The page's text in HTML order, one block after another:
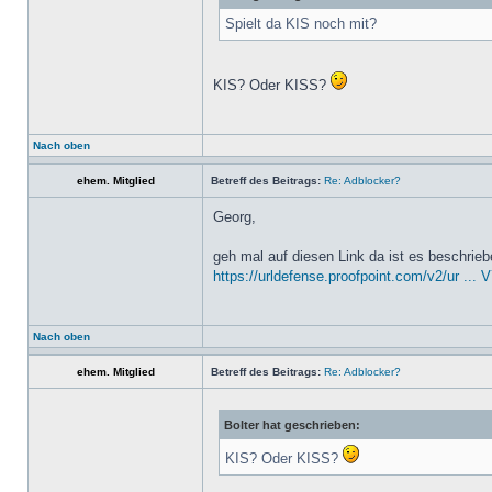
Spielt da KIS noch mit?
KIS? Oder KISS?
Nach oben
ehem. Mitglied Betreff des Beitrags: Re: Adblocker?
Georg,
geh mal auf diesen Link da ist es
https://urldefense.proofpoint.com/v2/ur ...
Nach oben
ehem. Mitglied Betreff des Beitrags: Re: Adblocker?
Bolter hat geschrieben:
KIS? Oder KISS?